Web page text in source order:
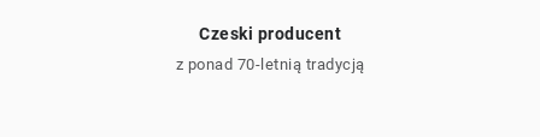
Czeski producent
z ponad 70-letnią tradycją